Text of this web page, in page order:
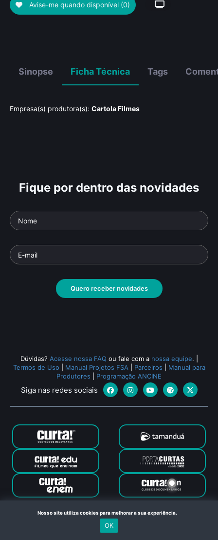
Avise-me quando disponível (0)
Sinopse Ficha Técnica Tags
Empresa(s) produtora(s): Cartola Filmes
Fique por dentro das novidades
Quero receber novidades
Dúvidas? Acesse nossa FAQ ou fale com a nossa equipe.
Termos de Uso
Manual Projetos FSA Parceiros
Manual para
Produtores
Programação ANCINE
Siga nas redes sociais
Canal Curta © 2024. Todos os direitos reservados. Feito com
no Rio de Janeiro
Nosso site utiliza cookies para melhorar a sua experiência.
OK